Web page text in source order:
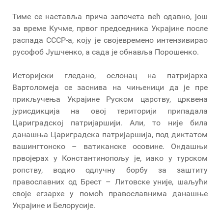
Тиме се наставља прича започета већ одавно, још
за време Кучме, првог председника Украјине после
распада СССР-а, коју је својевремено интензивирао
русофоб Јушченко, а сада је обнавља Порошенко.
Историјски гледано, ослонац на патријарха
Вартоломеја се заснива на чињеници да је пре
прикључења Украјине Руском царству, црквена
јурисдикција на овој територији припадала
Цариградској патријаршији. Али, то није била
данашња Цариградска патријаршија, под диктатом
вашингтонско – ватиканске осовине. Ондашњи
првојерах у Константинопољу је, иако у турском
ропству, водио одлучну борбу за заштиту
православних од Брест – Литовске уније, шаљући
своје егзархе у помоћ православнима данашње
Украјине и Белорусије.